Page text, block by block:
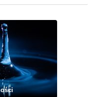
ale również wpływa na